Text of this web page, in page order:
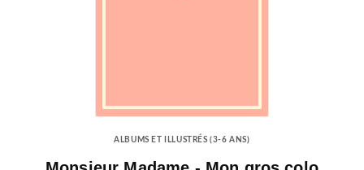
ALBUMS ET ILLUSTRÉS (3-6 ANS)